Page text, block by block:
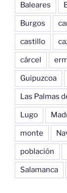
Baleares
Burgos
castillo
cárcel
Guipuzcoa
Las Palmas
Lugo
monte
población
Salamanca